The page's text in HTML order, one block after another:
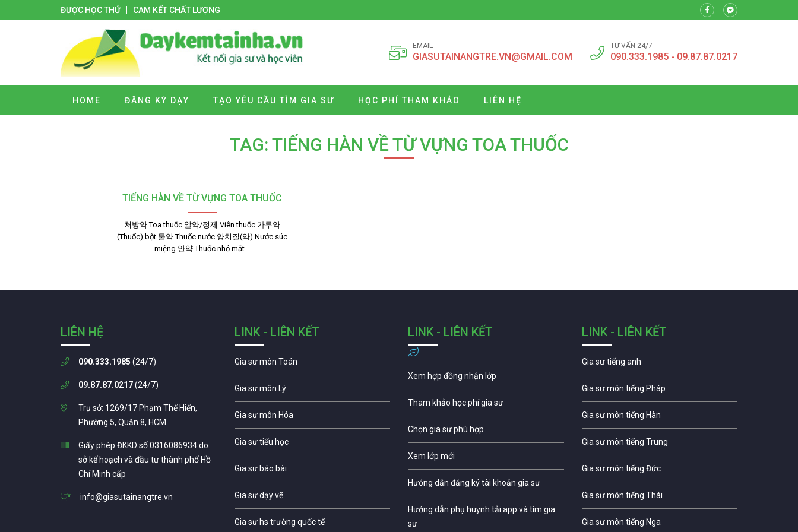
ĐƯỢC HỌC THỬ CAM KẾT CHẤT LƯỢNG
EMAIL
GIASUTAINANGTRE.VN@GMAIL.COM
TƯ VẤN 24/7
090.333.1985 - 09.87.87.0217
HOME ĐĂNG KÝ DẠY TẠO YÊU CẦU TÌM GIA SƯ HỌC PHÍ THAM KHẢO LIÊN HỆ
TAG: TIẾNG HÀN VỀ TỪ VỰNG TOA THUỐC
TIẾNG HÀN VỀ TỪ VỰNG TOA THUỐC
처방약 Toa thuốc 알약/정제 Viên thuốc 가루약
(Thuốc) bột 물약 Thuốc nước 양치질(약) Nước súc
miệng 안약 Thuốc nhỏ mắt…
LIÊN HỆ
090.333.1985 (24/7)
09.87.87.0217(24/7)
Trụ sở: 1269/17 Phạm Thế Hiển,
Phường 5, Quận 8, HCM
Giấy phép ĐKKD số 0316086934 do
sở kế hoạch và đầu tư thành phố Hồ
Chí Minh cấp
info@giasutainangtre.vn
LINK - LIÊN KẾT
Gia sư môn Toán
Gia sư môn Lý
Gia sư môn Hóa
Gia sư tiểu học
Gia sư báo bài
Gia sư dạy vẽ
Gia sư hs trường quốc tế
LINK - LIÊN KẾT
Xem hợp đồng nhận lớp
Tham khảo học phí gia sư
Chọn gia sư phù hợp
Xem lớp mới
Hướng dẫn đăng ký tài khoản gia sư
Hướng dẫn phụ huynh tải app và tìm gia
sư
LINK - LIÊN KẾT
Gia sư tiếng anh
Gia sư môn tiếng Pháp
Gia sư môn tiếng Hàn
Gia sư môn tiếng Trung
Gia sư môn tiếng Đức
Gia sư môn tiếng Thái
Gia sư môn tiếng Nga